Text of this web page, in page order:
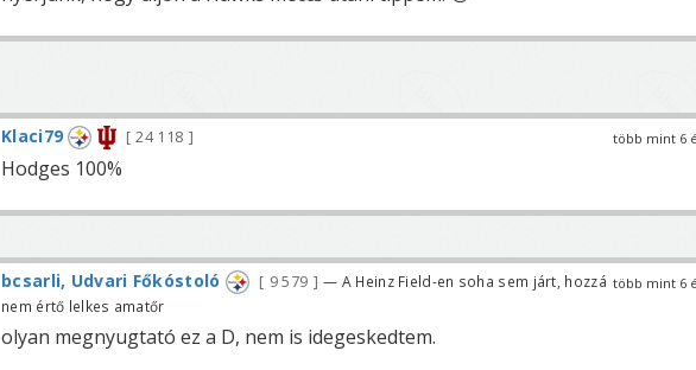
több mint 6
Klaci79 24 118
Hodges 100%
több mint 6
bcsarli, Udvari Főkóstoló 9 579
— A Heinz Field-en soha sem járt, hozzá
nem értő lelkes amatőr
olyan megnyugtató ez a D, nem is idegeskedtem.